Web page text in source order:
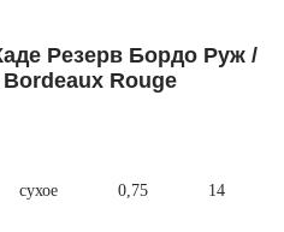
Резерв Бордо Руж /
Rouge
сухое 0,75 14